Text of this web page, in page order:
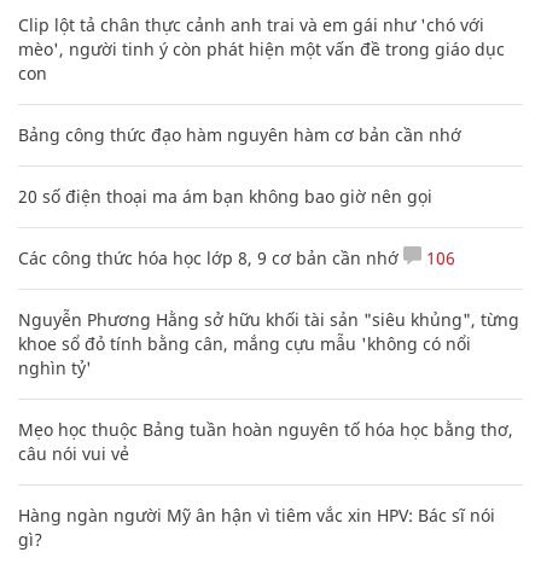
Clip lột tả chân thực cảnh anh trai và em gái như 'chó với
mèo', người tinh ý còn phát hiện một vấn đề trong giáo dục
con
Bảng công thức đạo hàm nguyên hàm cơ bản cần nhớ
20 số điện thoại ma ám bạn không bao giờ nên gọi
Các công thức hóa học lớp 8, 9 cơ bản cần nhớ 106
Nguyễn Phương Hằng sở hữu khối tài sản "siêu khủng", từng
khoe sổ đỏ tính bằng cân, mắng cựu mẫu 'không có nổi
nghìn tỷ'
Mẹo học thuộc Bảng tuần hoàn nguyên tố hóa học bằng thơ,
câu nói vui vẻ
Hàng ngàn người Mỹ ân hận vì tiêm vắc xin HPV: Bác sĩ nói
gì?